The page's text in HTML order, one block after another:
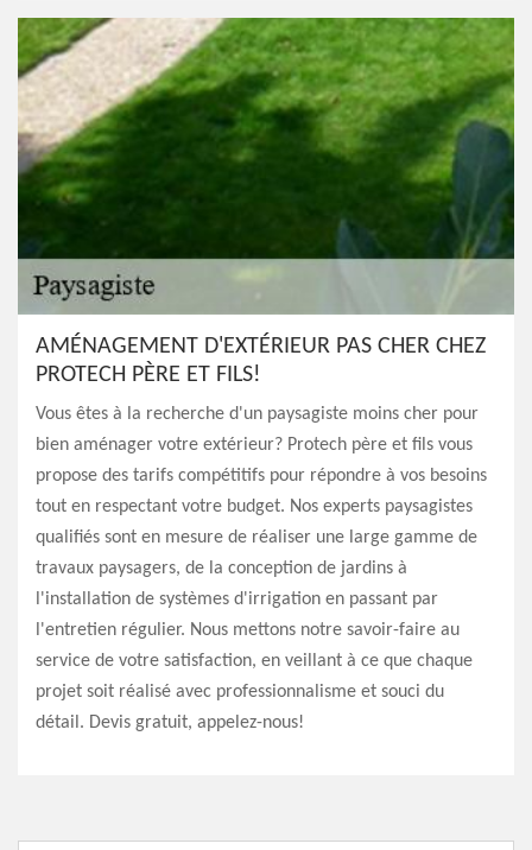
AMÉNAGEMENT D'EXTÉRIEUR PAS CHER CHEZ
PROTECH PÈRE ET FILS!
Vous êtes à la recherche d'un paysagiste moins cher pour
bien aménager votre extérieur? Protech père et fils vous
propose des tarifs compétitifs pour répondre à vos besoins
tout en respectant votre budget. Nos experts paysagistes
qualifiés sont en mesure de réaliser une large gamme de
travaux paysagers, de la conception de jardins à
l'installation de systèmes d'irrigation en passant par
l'entretien régulier. Nous mettons notre savoir-faire au
service de votre satisfaction, en veillant à ce que chaque
projet soit réalisé avec professionnalisme et souci du
détail. Devis gratuit, appelez-nous!